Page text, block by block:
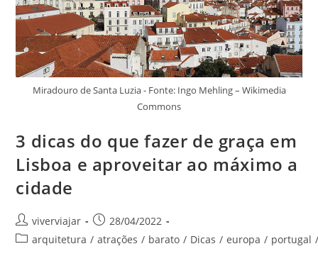
Miradouro de Santa Luzia - Fonte: Ingo Mehling – Wikimedia
Commons
3 dicas do que fazer de graça em
Lisboa e aproveitar ao máximo a
cidade
Autor
do
viverviajar
Post
publicado:
28/04/2022
Categoria
arquitetura / atrações / barato / Dicas / europa / portugal